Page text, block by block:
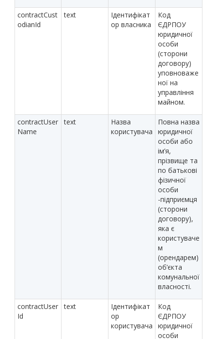
contractCust
odianId
text
Ідентифікат
ор власника
Код
ЄДРПОУ
юридичної
особи
(сторони
договору)
уповноваже
ної на
управління
майном.
contractUser
Name
text
Назва
користувача
Повна назва
юридичної
особи або
ім’я,
прізвище та
по батькові
фізичної
особи
-підприємця
(сторони
договору),
яка є
користуваче
м
(орендарем)
об’єкта
комунальної
власності.
contractUser
Id
text
Ідентифікат
ор
користувача
Код
ЄДРПОУ
юридичної
особи